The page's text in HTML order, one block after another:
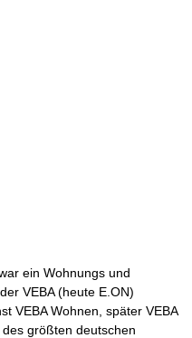
ein Wohnungs und
VEBA (heute E.ON)
VEBA Wohnen, später VEBA
größten deutschen